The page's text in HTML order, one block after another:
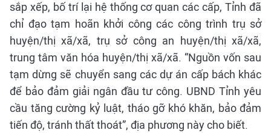
sắp xếp, bố trí lại hệ thống cơ quan các cấp, Tỉnh đã
chỉ đạo tạm hoãn khởi công các công trình trụ sở
huyện/thị xã/xã, trụ sở công an huyện/thị xã/xã,
trung tâm văn hóa huyện/thị xã/xã. “Nguồn vốn sau
tạm dừng sẽ chuyển sang các dự án cấp bách khác
để bảo đảm giải ngân đầu tư công. UBND Tỉnh yêu
cầu tăng cường kỷ luật, tháo gỡ khó khăn, bảo đảm
tiến độ, tránh thất thoát”, địa phương này cho biết.